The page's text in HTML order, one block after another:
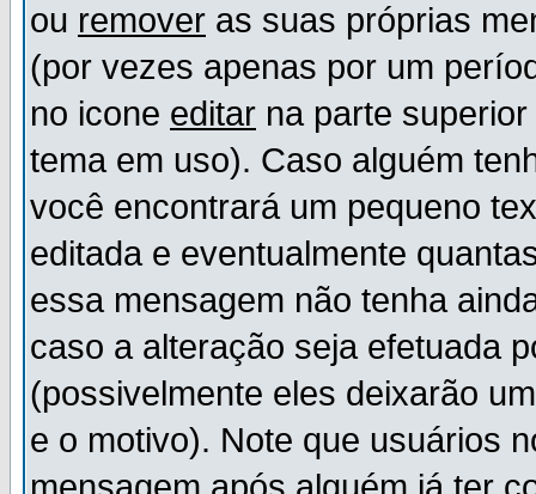
ou remover as suas próprias
(por vezes apenas por um
no icone editar na parte
tema em uso). Caso alguém
você encontrará um pequeno
editada e eventualmente
essa mensagem não tenha
caso a alteração seja efetuada
(possivelmente eles deixarão
e o motivo). Note que usuários